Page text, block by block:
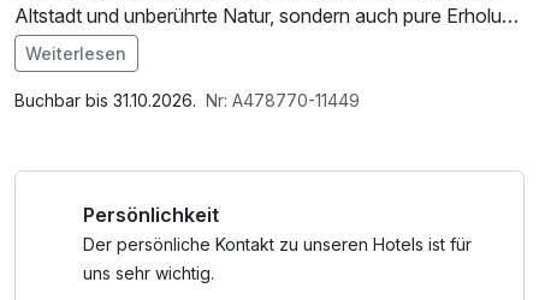
Altstadt und unberührte Natur, sondern auch pure Erholung
in der renommierten Parktherme Bad Radkersburg.
Freuen Sie sich auf 4 Stunden Thermeneintritt, bei denen
Mineralquellen und das angenehme Ambiente der Therme
bieten den perfekten Rahmen für eine erholsame Auszeit.
Im Angebot enthalten
W-LAN Nutzung / Internetnutzung, Badetasche mit
Weiterlesen
Buchbar bis 31.10.2026. Nr: A478770-11449
Persönlichkeit
Der persönliche Kontakt zu unseren Hotels ist für
uns sehr wichtig.